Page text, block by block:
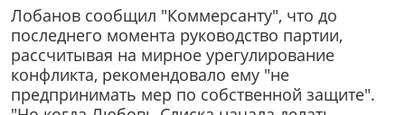
Лобанов сообщил "Коммерсанту", что до
последнего момента руководство партии,
рассчитывая на мирное урегулирование
конфликта, рекомендовало ему "не
предпринимать мер по собственной защите".